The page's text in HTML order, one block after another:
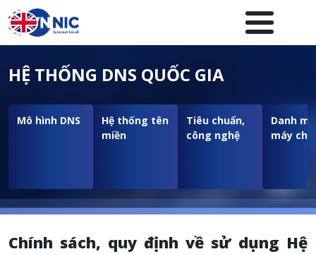
Nhảy đến nội dung
Menuheader của website
HỆ THỐNG DNS QUỐC GIA
Mô hình DNS
Hệ thống tên
miền
Tiêu chuẩn,
công nghệ
Danh
máy chủ
Chính sách, quy định về sử dụng Hệ